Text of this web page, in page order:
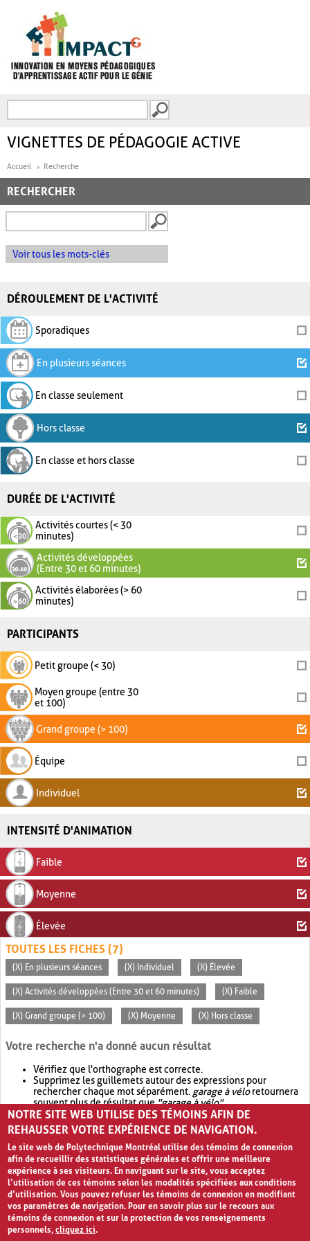
FORMULAIRE DE
VIGNETTES DE PÉDAGOGIE ACTIVE
Accueil Recherche
RECHERCHER
Voir tous les mots-clés
DÉROULEMENT DE L'ACTIVITÉ
Sporadiques
En plusieurs séances
En classe seulement
Hors classe
En classe et hors classe
DURÉE DE L'ACTIVITÉ
Activités courtes (< 30
minutes)
Activités développées
(Entre 30 et 60 minutes)
Activités élaborées (> 60
minutes)
PARTICIPANTS
Petit groupe (< 30)
Moyen groupe (entre 30
et 100)
Grand groupe (> 100)
Équipe
Individuel
INTENSITÉ D'ANIMATION
Faible
Moyenne
Élevée
TOUTES LES FICHES (7)
(X) En plusieurs séances (X) Individuel (X) Élevée
(X) Activités développées (Entre 30 et 60 minutes) (X) Faible
(X) Grand groupe (> 100) (X) Moyenne (X) Hors classe
Votre recherche n'a donné aucun résultat
Vérifiez que l'orthographe est correcte.
Supprimez les guillemets autour des expressions pour
rechercher chaque mot séparément. garage à véloretournera
souvent plus de résultat que"garage à vélo".
Envisagez d'élargir votre recherche avec OR.garage OR vélo
retournera souvent plus de résultat quegarage à vélo
NOTRE SITE WEB UTILISE DES TÉMOINS AFIN DE
REHAUSSER VOTRE EXPÉRIENCE DE NAVIGATION.
Le site web de Polytechnique Montréal utilise des témoins de connexion
afin de recueillir des statistiques générales et offrir une meilleure
expérience à ses visiteurs. En naviguant sur le site, vous acceptez
l’utilisation de ces témoins selon les modalités spécifiées aux conditions
d’utilisation. Vous pouvez refuser les témoins de connexion en modifiant
vos paramètres de navigation. Pour en savoir plus sur le recours aux
témoins de connexion et sur la protection de vos renseignements
personnels,cliquez ici.